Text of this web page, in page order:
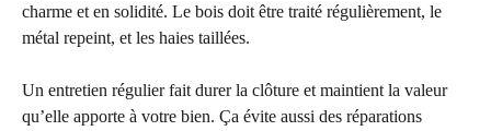
charme et en solidité. Le bois doit être traité régulièrement, le
métal repeint, et les haies taillées.
Un entretien régulier fait durer la clôture et maintient la valeur
qu’elle apporte à votre bien. Ça évite aussi des réparations